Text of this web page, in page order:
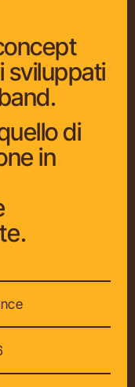
sviluppati
di
in